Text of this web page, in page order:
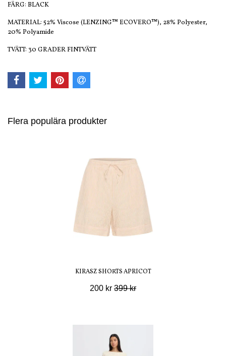
FÄRG: BLACK
MATERIAL: 52% Viscose (LENZING™ ECOVERO™), 28% Polyester,
20% Polyamide
TVÄTT: 30 GRADER FINTVÄTT
Flera populära produkter
KIRASZ SHORTS APRICOT
200 kr 399 kr